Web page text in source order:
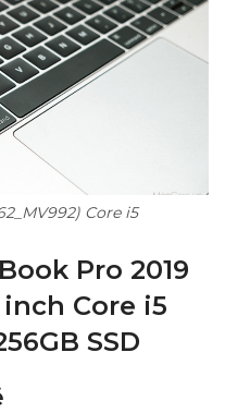
Core i5
Pro 2019
inch Core i5
SSD